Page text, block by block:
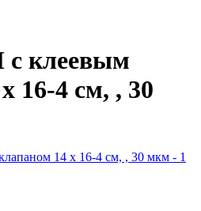
клеевым
16-4 см, , 30